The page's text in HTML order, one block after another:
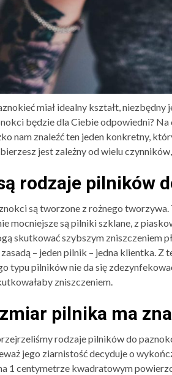
miał idealny kształt,
będzie dla Ciebie odpowiedni?
nam znaleźć ten jeden konkretny,
jest zależny od wielu
rodzaje pilników
są tworzone z rożnego tworzywa.
mocniejsze są pilniki szklane, z
skutkować szybszym zniszczeniem
– jeden pilnik – jedna klientka.
typu pilników nie da się
zniszczeniem.
pilnika ma
rodzaje pilników do
jego ziarnistość decyduje o
1 centymetrze kwadratowym